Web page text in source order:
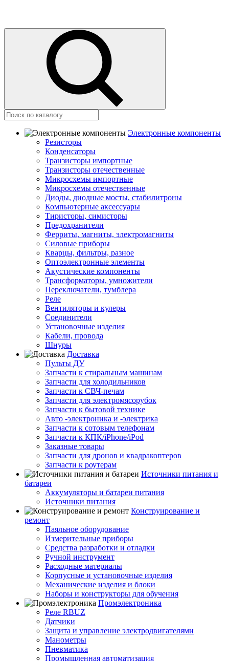
Электронные компоненты
Резисторы
Конденсаторы
Транзисторы импортные
Транзисторы отечественные
Микросхемы импортные
Микросхемы отечественные
Диоды, диодные мосты, стабилитроны
Компьютерные аксессуары
Тиристоры, симисторы
Предохранители
Ферриты, магниты, электромагниты
Силовые приборы
Кварцы, фильтры, разное
Оптоэлектронные элементы
Акустические компоненты
Трансформаторы, умножители
Переключатели, тумблера
Реле
Вентиляторы и кулеры
Соединители
Установочные изделия
Кабели, провода
Шнуры
Доставка
Пульты ДУ
Запчасти к стиральным машинам
Запчасти для холодильников
Запчасти к СВЧ-печам
Запчасти для электромясорубок
Запчасти к бытовой технике
Авто -электроника и -электрика
Запчасти к сотовым телефонам
Запчасти к КПК/iPhone/iPod
Заказные товары
Запчасти для дронов и квадракоптеров
Запчасти к роутерам
Источники питания и
батареи
Аккумуляторы и батареи питания
Источники питания
Конструирование и
ремонт
Паяльное оборудование
Измерительные приборы
Средства разработки и отладки
Ручной инструмент
Расходные материалы
Корпусные и установочные изделия
Механические изделия и блоки
Наборы и конструкторы для обучения
Промэлектроника
Реле RBUZ
Датчики
Защита и управление электродвигателями
Манометры
Пневматика
Промышленная автоматизация